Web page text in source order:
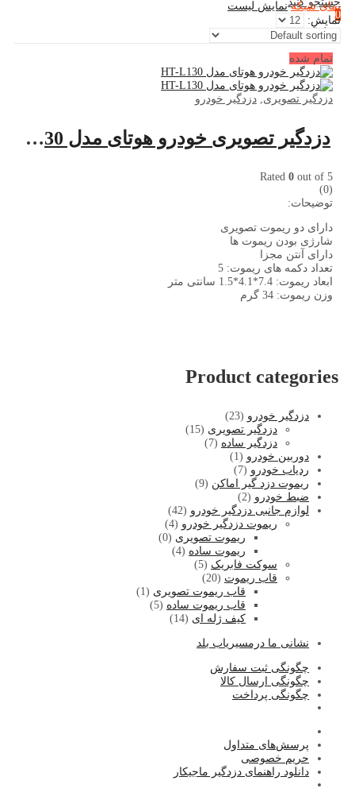
0
سبد خرید
نمای شبکه نمایش لیست
نمایش:
تمام شده
دزدگیر تصویری دزدگیر خودرو
دزدگیر تصویری خودرو هوتای مدل HT-L130
Rated 0 out of 5
(0)
توضیحات:
دارای دو ریموت تصویری
شارژی بودن ریموت ها
دارای آنتن مجزا
تعداد دکمه های ریموت: 5
ابعاد ریموت: 7.4*4.1*1.5 سانتی متر
وزن ریموت: 34 گرم
Product categories
دزدگیر خودرو (23)
دزدگیر تصویری (15)
دزدگیر ساده (7)
دوربین خودرو (1)
ردیاب خودرو (7)
ریموت دزد گیر اماکن (9)
ضبط خودرو (2)
لوازم جانبی دزدگیر خودرو (42)
ریموت دزدگیر خودرو (4)
ریموت تصویری (0)
ریموت ساده (4)
سوکت فابریک (5)
قاب ریموت (20)
قاب ریموت تصویری (1)
قاب ریموت ساده (5)
کیف ژله ای (14)
نشانی ما درمسیریاب بلد
چگونگی ثبت سفارش
چگونگی ارسال کالا
چگونگی پرداخت
پرسش‌های متداول
حریم خصوصی
دانلود راهنمای دزدگیر ماجیکار